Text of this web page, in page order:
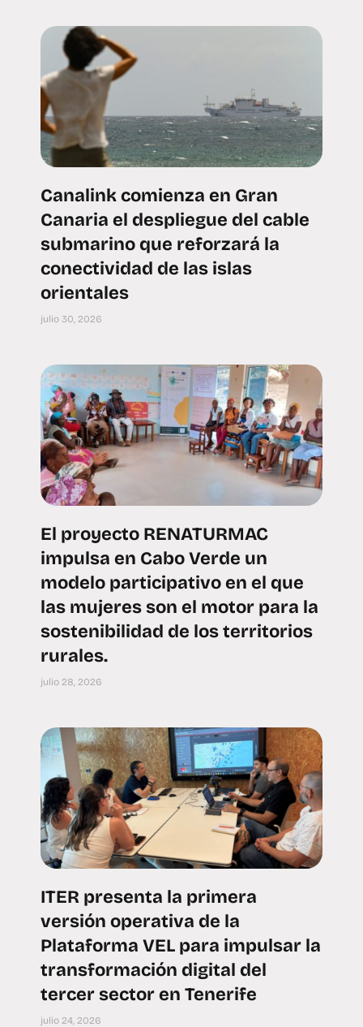
Canalink comienza en Gran
Canaria el despliegue del cable
submarino que reforzará la
conectividad de las islas
orientales
julio 30, 2026
El proyecto RENATURMAC
impulsa en Cabo Verde un
modelo participativo en el que
las mujeres son el motor para la
sostenibilidad de los territorios
rurales.
julio 28, 2026
ITER presenta la primera
versión operativa de la
Plataforma VEL para impulsar la
transformación digital del
tercer sector en Tenerife
julio 24, 2026